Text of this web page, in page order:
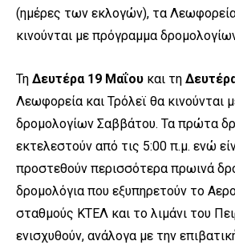
(ημέρες των εκλογών), τα
κινούνται με πρόγραμμα
Τη Δευτέρα 19 Μαΐου και τη
Λεωφορεία και Τρόλεϊ θα κινούνται
δρομολογίων Σαββάτου. Τα πρώτα
εκτελεστούν από τις 5:00 π.μ. ενώ
προστεθούν περισσότερα πρωινά
δρομολόγια που εξυπηρετούν το
σταθμούς ΚΤΕΛ και το λιμάνι του
ενισχυθούν, ανάλογα με την